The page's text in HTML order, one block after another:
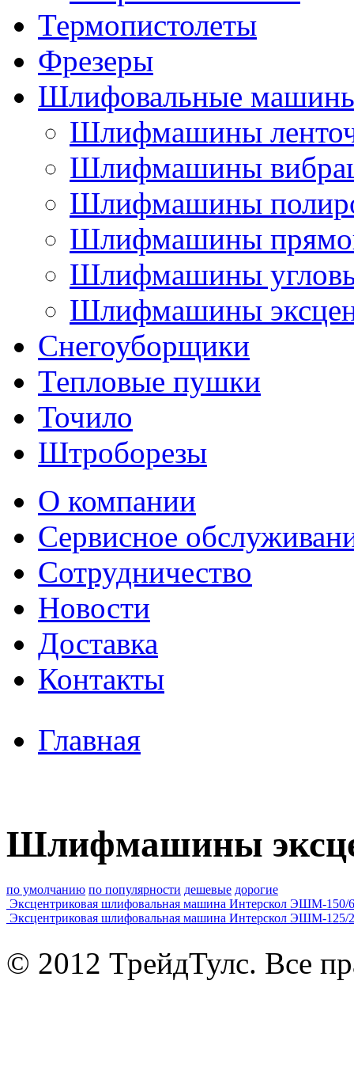
Термопистолеты
Фрезеры
Шлифовальные
Шлифмашины
Шлифмашины
Шлифмашины
Шлифмашины
Шлифмашины
Шлифмашины
Снегоуборщики
Тепловые пушки
Точило
Штроборезы
О компании
Сервисное
Сотрудничество
Новости
Доставка
Контакты
Главная
Шлифмашины
по умолчанию по популярности дешевые дорогие
Эксцентриковая шлифовальная машина Интерскол ЭШМ-150/
Эксцентриковая шлифовальная машина Интерскол ЭШМ-125/
© 2012 ТрейдТулс. Все